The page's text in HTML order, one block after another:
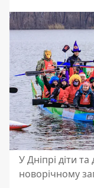
У Дніпрі діти
новорічному